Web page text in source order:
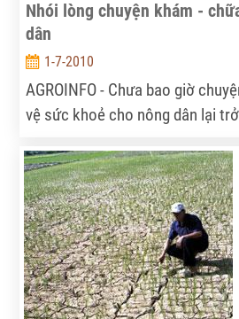
Nhói lòng chuyện khám -
dân
1-7-2010
AGROINFO - Chưa bao giờ
vệ sức khoẻ cho nông dân lại
thiếu tiền chữa bệnh, số còn lại
y tế (BHYT) cũng chỉ kéo dài sự
Vậy đâu là nguyên nhân của thực